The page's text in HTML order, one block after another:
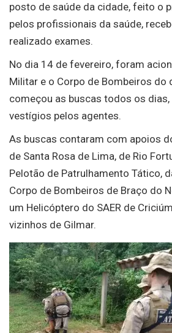
posto de saúde da cidade, feito o
pelos profissionais da saúde,
realizado exames.
No dia 14 de fevereiro, foram
Militar e o Corpo de Bombeiros do
começou as buscas todos os
vestígios pelos agentes.
As buscas contaram com apoios
de Santa Rosa de Lima, de Rio
Pelotão de Patrulhamento Tático,
Corpo de Bombeiros de Braço do
um Helicóptero do SAER de
vizinhos de Gilmar.